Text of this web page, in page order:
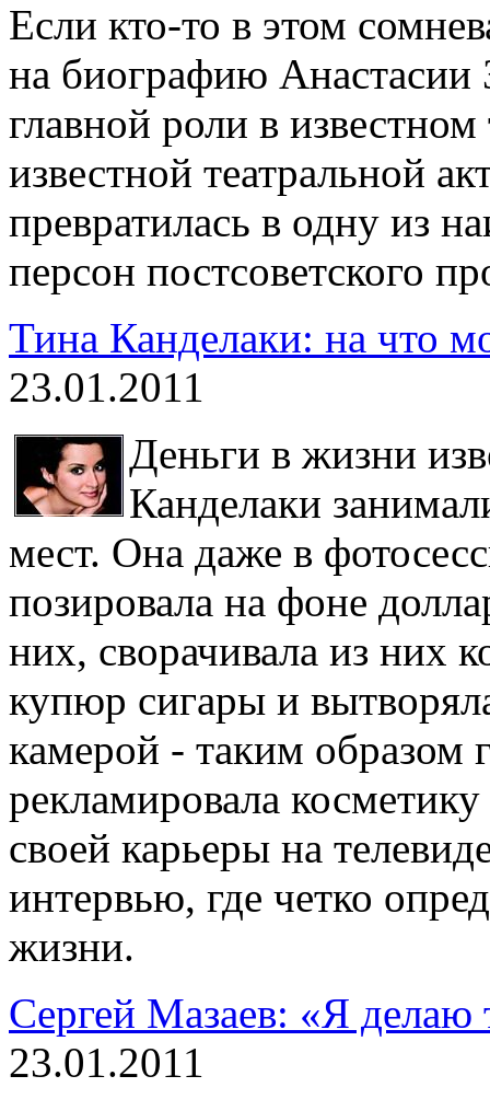
Если кто-то в этом
на биографию Анастасии
главной роли в
известной театральной
превратилась в одну из
персон постсоветского
Тина Канделаки: на что
23.01.2011
Деньги в жизни
Канделаки
мест. Она даже в
позировала на фоне
них, сворачивала из них
купюр сигары и
камерой - таким образом
рекламировала
своей карьеры на
интервью, где четко
жизни.
Сергей Мазаев: «Я делаю
23.01.2011